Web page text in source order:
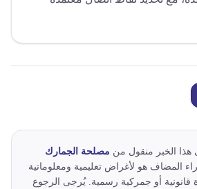
هذا الخبر منقول من مصلحة الجمارك
المضاف هو لأغراض تعليمية ومعلوماتية
قانونية أو جمركية رسمية. يُرجى الرجوع